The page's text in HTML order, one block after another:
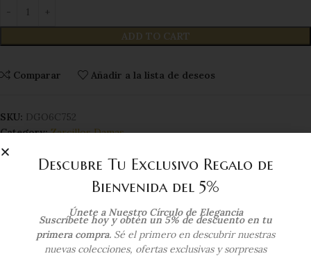
ADD TO CART
Comparar Añadir a la lista de deseos
SKU: DGO6C752
Category: Zarcillos Damas
Tag:
Compartir:
Additional information
COLOR DEL ORO
Oro Amarillo
Descubre Tu Exclusivo Regalo de
Bienvenida del 5%
Únete a Nuestro Círculo de Elegancia
Suscríbete hoy y obtén un 5% de descuento en tu
primera compra. Sé el primero en descubrir nuestras
nuevas colecciones, ofertas exclusivas y sorpresas